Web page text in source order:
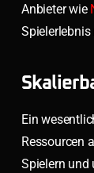
Anbieter wie
Ein
Ressourcen
Spielern und